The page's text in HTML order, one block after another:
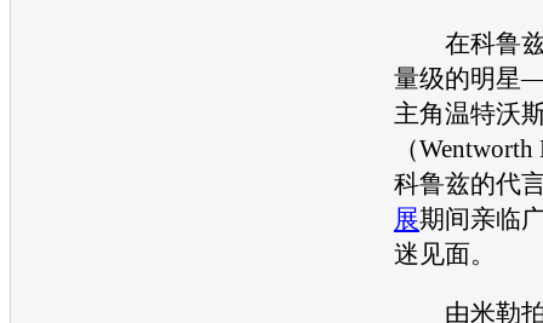
在科鲁
量级的明星
主角温特沃
（
科鲁兹的代
展期间亲临
迷见面。
由米勒拍